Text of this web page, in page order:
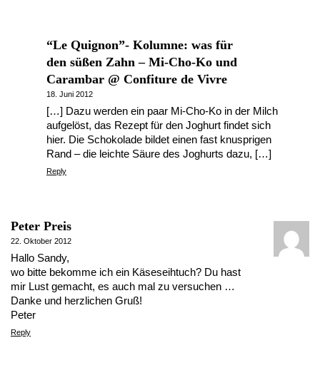
“Le Quignon”- Kolumne: was für
den süßen Zahn – Mi-Cho-Ko und
Carambar @ Confiture de Vivre
18. Juni 2012
[…] Dazu werden ein paar Mi-Cho-Ko in der Milch
aufgelöst, das Rezept für den Joghurt findet sich
hier. Die Schokolade bildet einen fast knusprigen
Rand – die leichte Säure des Joghurts dazu, […]
Reply
Peter Preis
22. Oktober 2012
Hallo Sandy,
wo bitte bekomme ich ein Käseseihtuch? Du hast
mir Lust gemacht, es auch mal zu versuchen …
Danke und herzlichen Gruß!
Peter
Reply